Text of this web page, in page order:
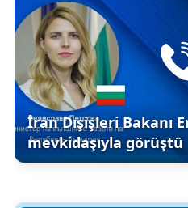
İran Dışişleri Bakanı
mevkidaşıyla görüştü